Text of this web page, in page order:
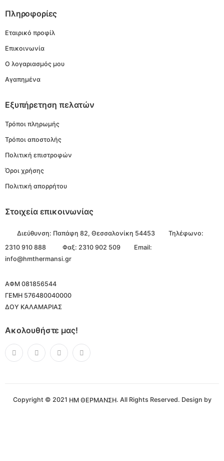
Πληροφορίες
Εταιρικό προφίλ
Επικοινωνία
Ο λογαριασμός μου
Αγαπημένα
Εξυπήρετηση πελατών
Τρόποι πληρωμής
Τρόποι αποστολής
Πολιτική επιστροφών
Όροι χρήσης
Πολιτική απορρήτου
Στοιχεία επικοινωνίας
Διεύθυνση: Παπάφη 82, Θεσσαλονίκη 54453
Τηλέφωνο:
2310 910 888
Φαξ: 2310 902 509
Email:
info@hmthermansi.gr
ΑΦΜ 081856544
ΓΕΜΗ 576480040000
ΔΟΥ ΚΑΛΑΜΑΡΙΑΣ
Ακολουθήστε μας!
Copyright © 2021 ΗΜ ΘΕΡΜΑΝΣΗ. All Rights Reserved. Design by